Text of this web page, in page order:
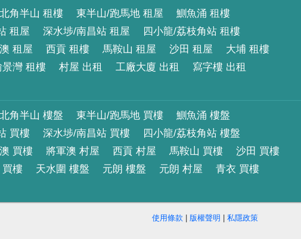
角半山 租樓 東半山/跑馬地 租屋
鰂魚涌 租樓
租屋 深水埗/南昌站 租屋
四小龍/荔枝角站 租樓
租屋 西貢 租樓 馬鞍山 租屋 沙田 租屋
大埔 租樓
景灣 租樓 村屋 出租 工廠大廈 出租
寫字樓 出租
角半山 樓盤 東半山/跑馬地 買樓
鰂魚涌 樓盤
買樓 深水埗/南昌站 買樓
四小龍/荔枝角站 樓盤
買樓 將軍澳 村屋 西貢 村屋 馬鞍山 買樓
沙田 買樓
買樓 天水圍 樓盤 元朗 樓盤 元朗 村屋
青衣 買樓
使用條款 | 版權聲明 | 私隱政策